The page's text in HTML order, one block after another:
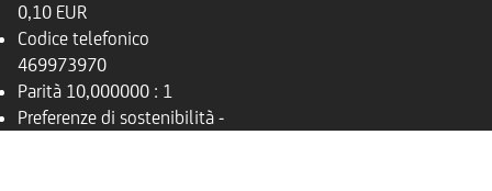
0,10 EUR
Codice telefonico
469973970
Parità 10,000000 : 1
Preferenze di sostenibilità -